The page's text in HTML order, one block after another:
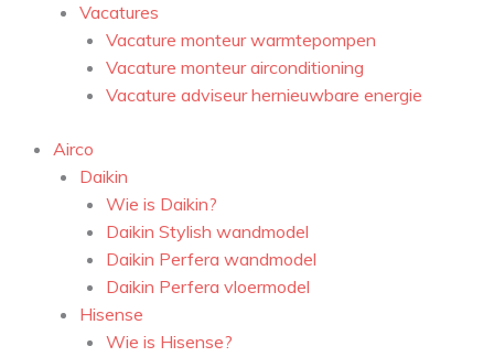
Vacatures
Vacature monteur warmtepompen
Vacature monteur airconditioning
Vacature adviseur hernieuwbare energie
Airco
Daikin
Wie is Daikin?
Daikin Stylish wandmodel
Daikin Perfera wandmodel
Daikin Perfera vloermodel
Hisense
Wie is Hisense?